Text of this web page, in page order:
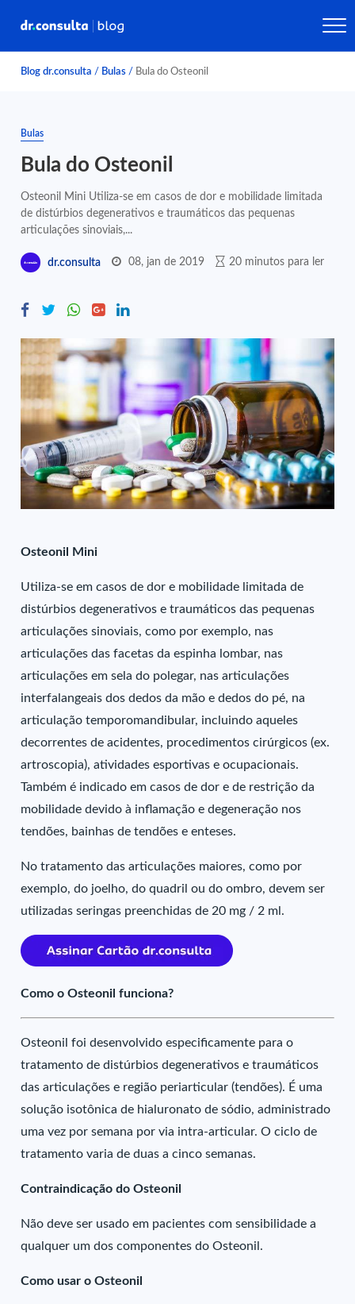
Blog dr.consulta / Bulas / Bula do Osteonil
Bulas
Bula do Osteonil
Osteonil Mini Utiliza-se em casos de dor e mobilidade limitada
de distúrbios degenerativos e traumáticos das pequenas
articulações sinoviais,...
dr.consulta 08, jan de 2019 20 minutos para ler
Osteonil Mini
Utiliza-se em casos de dor e mobilidade limitada de
distúrbios degenerativos e traumáticos das pequenas
articulações sinoviais, como por exemplo, nas
articulações das facetas da espinha lombar, nas
articulações em sela do polegar, nas articulações
interfalangeais dos dedos da mão e dedos do pé, na
articulação temporomandibular, incluindo aqueles
decorrentes de acidentes, procedimentos cirúrgicos (ex.
artroscopia), atividades esportivas e ocupacionais.
Também é indicado em casos de dor e de restrição da
mobilidade devido à inflamação e degeneração nos
tendões, bainhas de tendões e enteses.
No tratamento das articulações maiores, como por
exemplo, do joelho, do quadril ou do ombro, devem ser
utilizadas seringas preenchidas de 20 mg / 2 ml.
Como o Osteonil funciona?
Osteonil foi desenvolvido especificamente para o
tratamento de distúrbios degenerativos e traumáticos
das articulações e região periarticular (tendões). É uma
solução isotônica de hialuronato de sódio, administrado
uma vez por semana por via intra-articular. O ciclo de
tratamento varia de duas a cinco semanas.
Contraindicação do Osteonil
Não deve ser usado em pacientes com sensibilidade a
qualquer um dos componentes do Osteonil.
Como usar o Osteonil